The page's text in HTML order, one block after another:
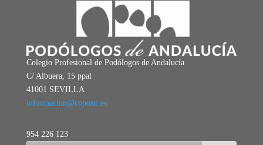
Colegio Profesional de Podólogos de Andalucía
C/ Albuera, 15 ppal
41001 SEVILLA
informacion@copoan.es
954 226 123